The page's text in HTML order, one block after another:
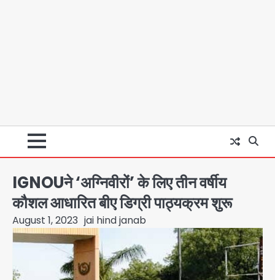
IGNOUने ‘अग्निवीरों’ के लिए तीन वर्षीय
कौशल आधारित बीए डिग्री पाठ्यक्रम शुरू
August 1, 2023 jai hind janab